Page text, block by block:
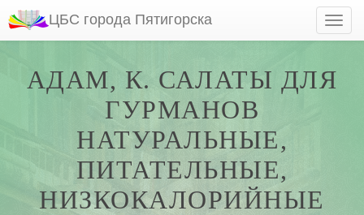
ЦБС города Пятигорска
АДАМ, К. САЛАТЫ ДЛЯ
ГУРМАНОВ
НАТУРАЛЬНЫЕ,
ПИТАТЕЛЬНЫЕ,
НИЗКОКАЛОРИЙНЫЕ